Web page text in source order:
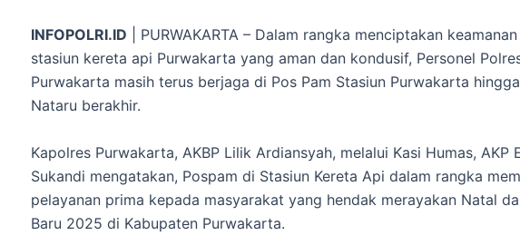
INFOPOLRI.ID | PURWAKARTA – Dalam rangka menciptakan
stasiun kereta api Purwakarta yang aman dan kondusif, Personel
Purwakarta masih terus berjaga di Pos Pam Stasiun Purwakarta
Nataru berakhir.
Kapolres Purwakarta, AKBP Lilik Ardiansyah, melalui Kasi Humas, AKP
Sukandi mengatakan, Pospam di Stasiun Kereta Api dalam rangka
pelayanan prima kepada masyarakat yang hendak merayakan Natal
Baru 2025 di Kabupaten Purwakarta.